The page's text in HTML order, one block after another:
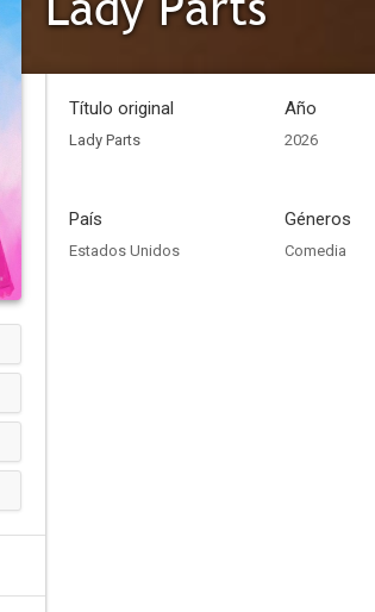
Título original
Lady Parts
Año
2026
País
Estados Unidos
Géneros
Comedia